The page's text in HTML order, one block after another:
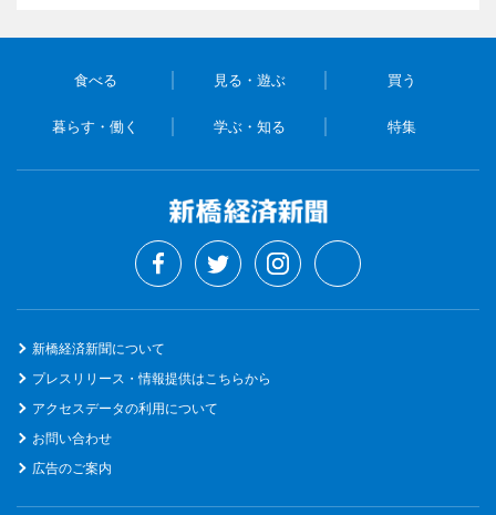
食べる 見る・遊ぶ 買う
暮らす・働く 学ぶ・知る 特集
新橋経済新聞について
プレスリリース・情報提供はこちらから
アクセスデータの利用について
お問い合わせ
広告のご案内